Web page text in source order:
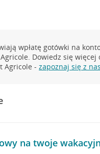
wpłatę gotówki na
Dowiedz się więcej
Agricole -zapoznaj się z
na twoje